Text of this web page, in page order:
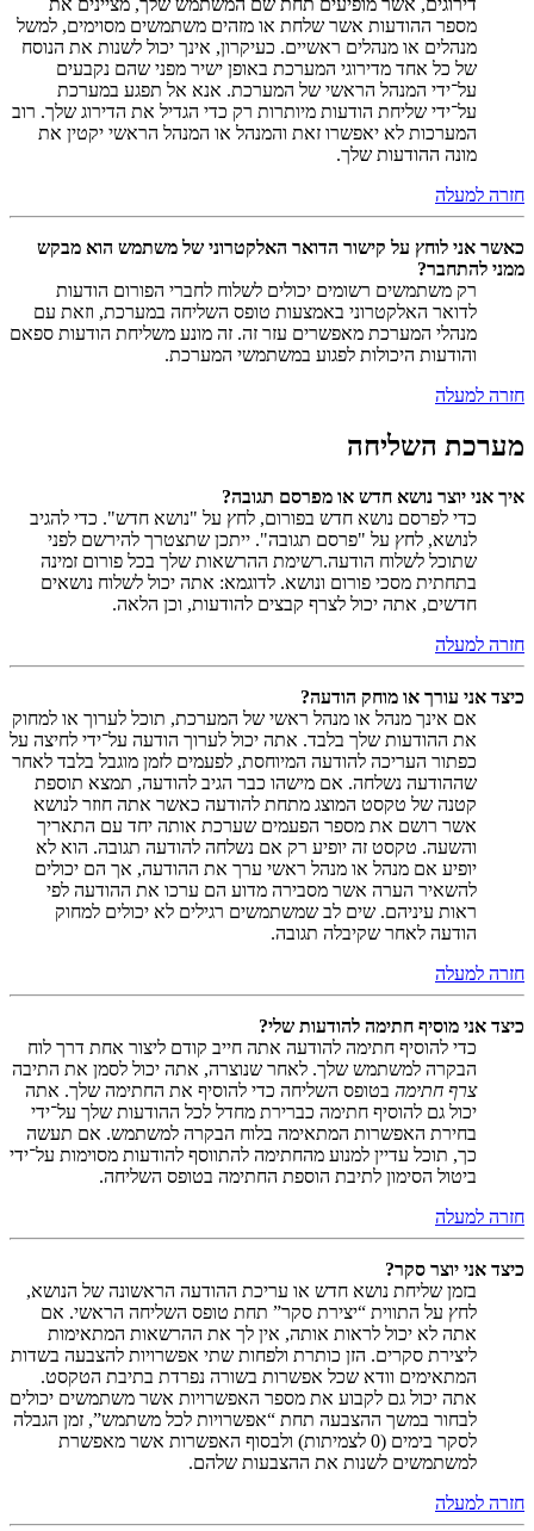
דירוגים, אשר מופיעים תחת שם המשתמש שלך, מציינים את
מספר ההודעות אשר שלחת או מזהים משתמשים מסוימים, למשל
מנהלים או מנהלים ראשיים. כעיקרון, אינך יכול לשנות את הנוסח
של כל אחד מדירוגי המערכת באופן ישיר מפני שהם נקבעים
על־ידי המנהל הראשי של המערכת. אנא אל תפגע במערכת
על־ידי שליחת הודעות מיותרות רק כדי הגדיל את הדירוג שלך. רוב
המערכות לא יאפשרו זאת והמנהל או המנהל הראשי יקטין את
מונה ההודעות שלך.
חזרה למעלה
כאשר אני לוחץ על קישור הדואר האלקטרוני של משתמש הוא מבקש
ממני להתחבר?
רק משתמשים רשומים יכולים לשלוח לחברי הפורום הודעות
לדואר האלקטרוני באמצעות טופס השליחה במערכת, וזאת עם
מנהלי המערכת מאפשרים עזר זה. זה מונע משליחת הודעות ספאם
והודעות היכולות לפגוע במשתמשי המערכת.
חזרה למעלה
מערכת השליחה
איך אני יוצר נושא חדש או מפרסם תגובה?
כדי לפרסם נושא חדש בפורום, לחץ על "נושא חדש". כדי להגיב
לנושא, לחץ על "פרסם תגובה". ייתכן שתצטרך להירשם לפני
שתוכל לשלוח הודעה.רשימת ההרשאות שלך בכל פורום זמינה
בתחתית מסכי פורום ונושא. לדוגמא: אתה יכול לשלוח נושאים
חדשים, אתה יכול לצרף קבצים להודעות, וכן הלאה.
חזרה למעלה
כיצד אני עורך או מוחק הודעה?
אם אינך מנהל או מנהל ראשי של המערכת, תוכל לערוך או למחוק
את ההודעות שלך בלבד. אתה יכול לערוך הודעה על־ידי לחיצה על
כפתור העריכה להודעה המיוחסת, לפעמים לזמן מוגבל בלבד לאחר
שההודעה נשלחה. אם מישהו כבר הגיב להודעה, תמצא תוספת
קטנה של טקסט המוצג מתחת להודעה כאשר אתה חוזר לנושא
אשר רושם את מספר הפעמים שערכת אותה יחד עם התאריך
והשעה. טקסט זה יופיע רק אם נשלחה להודעה תגובה. הוא לא
יופיע אם מנהל או מנהל ראשי ערך את ההודעה, אך הם יכולים
להשאיר הערה אשר מסבירה מדוע הם ערכו את ההודעה לפי
ראות עיניהם. שים לב שמשתמשים רגילים לא יכולים למחוק
הודעה לאחר שקיבלה תגובה.
חזרה למעלה
כיצד אני מוסיף חתימה להודעות שלי?
כדי להוסיף חתימה להודעה אתה חייב קודם ליצור אחת דרך לוח
הבקרה למשתמש שלך. לאחר שנוצרה, אתה יכול לסמן את התיבה
צרף חתימה בטופס השליחה כדי להוסיף את החתימה שלך. אתה
יכול גם להוסיף חתימה כברירת מחדל לכל ההודעות שלך על־ידי
בחירת האפשרות המתאימה בלוח הבקרה למשתמש. אם תעשה
כך, תוכל עדיין למנוע מהחתימה להתווסף להודעות מסוימות על־ידי
ביטול הסימון לתיבת הוספת החתימה בטופס השליחה.
חזרה למעלה
כיצד אני יוצר סקר?
בזמן שליחת נושא חדש או עריכת ההודעה הראשונה של הנושא,
לחץ על התווית “יצירת סקר” תחת טופס השליחה הראשי. אם
אתה לא יכול לראות אותה, אין לך את ההרשאות המתאימות
ליצירת סקרים. הזן כותרת ולפחות שתי אפשרויות להצבעה בשדות
המתאימים וודא שכל אפשרות בשורה נפרדת בתיבת הטקסט.
אתה יכול גם לקבוע את מספר האפשרויות אשר משתמשים יכולים
לבחור במשך ההצבעה תחת “אפשרויות לכל משתמש”, זמן הגבלה
לסקר בימים (0 לצמיתות) ולבסוף האפשרות אשר מאפשרת
למשתמשים לשנות את ההצבעות שלהם.
חזרה למעלה